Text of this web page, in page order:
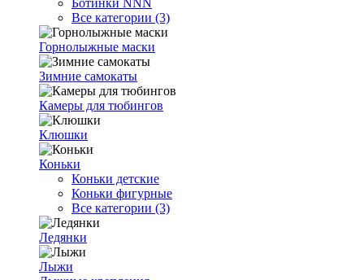
Ботинки NNN
Все категории (3)
Горнолыжные маски
Зимние самокаты
Камеры для тюбингов
Клюшки
Коньки
Коньки детские
Коньки фигурные
Все категории (3)
Ледянки
Лыжи